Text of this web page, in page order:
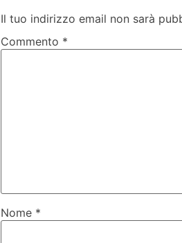
Il tuo indirizzo email non sarà
Commento *
Nome *